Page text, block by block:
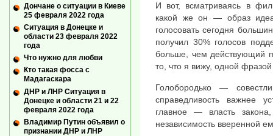
И вот, всматриваясь в
какой же он — образ
голосовать сегодня
получил 30% голосов
больше, чем действующий
то, что я вижу, одной
Голобородько —
справедливость важнее
главное — власть
независимость вверенной
Дончане о ситуации в Киеве
25 февраля 2022 года
Ситуация в Донецке и
области 23 февраля 2022
года
Что нужно для любви
Кто такая фосса с
Мадагаскара
ДНР и ЛНР Ситуация в
Донецке и области 21 и 22
февраля 2022 года
Владимир Путин объявил о
признании ДНР и ЛНР